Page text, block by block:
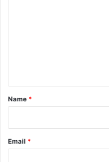
*
Name *
Email *